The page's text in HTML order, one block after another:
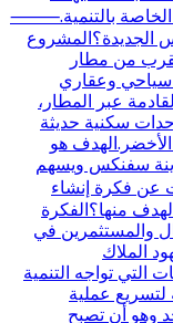
الخاصة بالتنمية.⸻
الجديدة؟المشروع
250 فدانًا بالقرب من مطار
وعقاري
عبر المطار،
سكنية حديثة
الأخضر.الهدف هو
سفنكس ويسهم
فكرة إنشاء
منها؟الفكرة
والمستثمرين في
الملاك
التي تواجه التنمية
لتسريع عملية
وهو أن تصبح